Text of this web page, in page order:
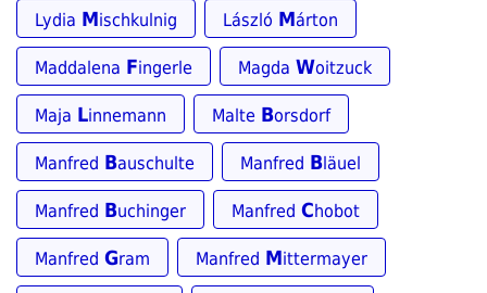
Lydia Mischkulnig László Márton
Maddalena Fingerle Magda Woitzuck
Maja Linnemann Malte Borsdorf
Manfred Bauschulte Manfred Bläuel
Manfred Buchinger Manfred Chobot
Manfred Gram Manfred Mittermayer